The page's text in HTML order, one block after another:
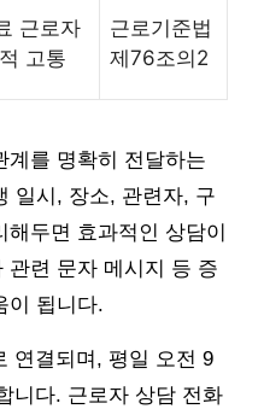
근로자
고통
근로기준법
제76조의2
계를 명확히 전달하는
일시, 장소, 관련자, 구
두면 효과적인 상담이
관련 문자 메시지 등 증
이 됩니다.
연결되며, 평일 오전 9
니다. 근로자 상담 전화